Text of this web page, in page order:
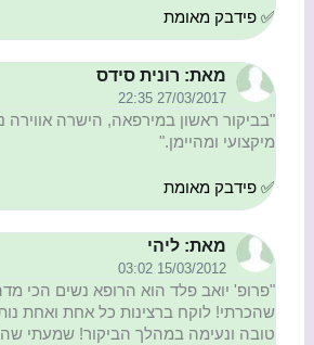
✅ פידבק מאומת
מאת: רונית סידס
27/03/2017 22:35
"בביקור ראשון במירפאה, הישרה אווירה
מיקצועי ומהיימן."
✅ פידבק מאומת
מאת: ליהי
15/03/2012 03:02
"פרופ' יואב פלד הוא הרופא נשים הכי
שהכרתי! לוקח ברצינות כל אחת ואחת
טובה ונעימה במהלך הביקור! שמעתי